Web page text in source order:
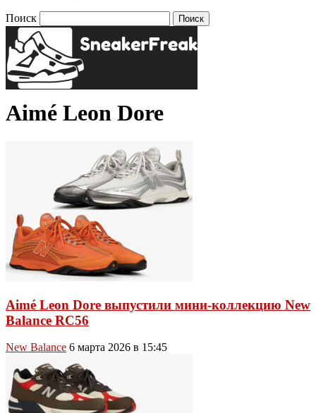
Поиск
Aimé Leon Dore
Aimé Leon Dore выпустили мини-коллекцию New
Balance RC56
New Balance 6 марта 2026 в 15:45